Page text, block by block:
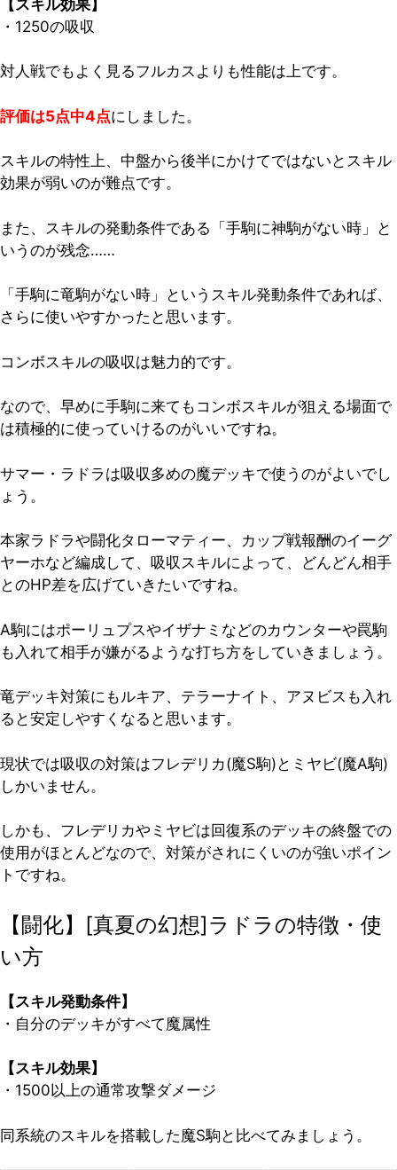
【スキル効果】
・1250の吸収
対人戦でもよく見るフルカスよりも性能は上です。
評価は5点中4点にしました。
スキルの特性上、中盤から後半にかけてではないとスキル
効果が弱いのが難点です。
また、スキルの発動条件である「手駒に神駒がない時」と
いうのが残念……
「手駒に竜駒がない時」というスキル発動条件であれば、
さらに使いやすかったと思います。
コンボスキルの吸収は魅力的です。
なので、早めに手駒に来てもコンボスキルが狙える場面で
は積極的に使っていけるのがいいですね。
サマー・ラドラは吸収多めの魔デッキで使うのがよいでし
ょう。
本家ラドラや闘化タローマティー、カップ戦報酬のイーグ
ヤーホなど編成して、吸収スキルによって、どんどん相手
とのHP差を広げていきたいですね。
A駒にはポーリュプスやイザナミなどのカウンターや罠駒
も入れて相手が嫌がるような打ち方をしていきましょう。
竜デッキ対策にもルキア、テラーナイト、アヌビスも入れ
ると安定しやすくなると思います。
現状では吸収の対策はフレデリカ(魔S駒)とミヤビ(魔A駒)
しかいません。
しかも、 フレデリカやミヤビは回復系のデッキの終盤での
使用がほとんどなので、対策がされにくいのが強いポイン
ト ですね。
【闘化】[真夏の幻想]ラドラの特徴・使
い方
【スキル発動条件】
・自分のデッキがすべて魔属性
【スキル効果】
・1500以上の通常攻撃ダメージ
同系統のスキルを搭載した魔S駒と比べてみましょう。